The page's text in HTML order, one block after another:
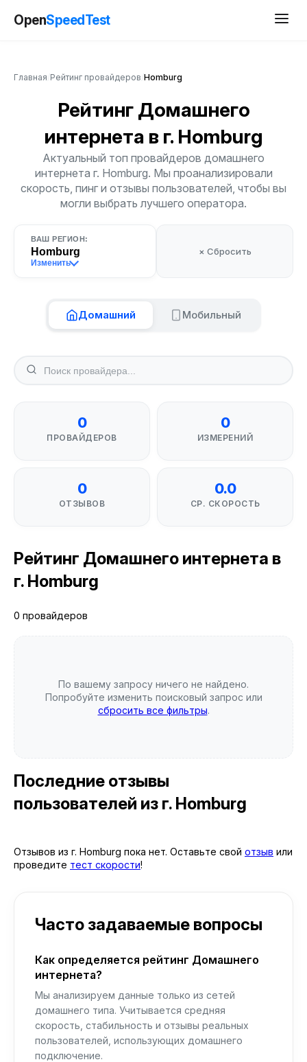
OpenSpeedTest
Главная Рейтинг провайдеров Homburg
Рейтинг Домашнего
интернета в г. Homburg
Актуальный топ провайдеров домашнего
интернета г. Homburg. Мы проанализировали
скорость, пинг и отзывы пользователей, чтобы вы
могли выбрать лучшего оператора.
ВАШ РЕГИОН:
Homburg
Изменить
× Сбросить
Домашний Мобильный
0
ПРОВАЙДЕРОВ
0
ИЗМЕРЕНИЙ
0
ОТЗЫВОВ
0.0
СР. СКОРОСТЬ
Рейтинг Домашнего интернета в
г. Homburg
0 провайдеров
По вашему запросу ничего не найдено.
Попробуйте изменить поисковый запрос или
сбросить все фильтры.
Последние отзывы
пользователей из г. Homburg
Отзывов из г. Homburg пока нет. Оставьте свой отзыв или
проведите тест скорости!
Часто задаваемые вопросы
Как определяется рейтинг Домашнего
интернета?
Мы анализируем данные только из сетей
домашнего типа. Учитывается средняя
скорость, стабильность и отзывы реальных
пользователей, использующих домашнего
подключение.